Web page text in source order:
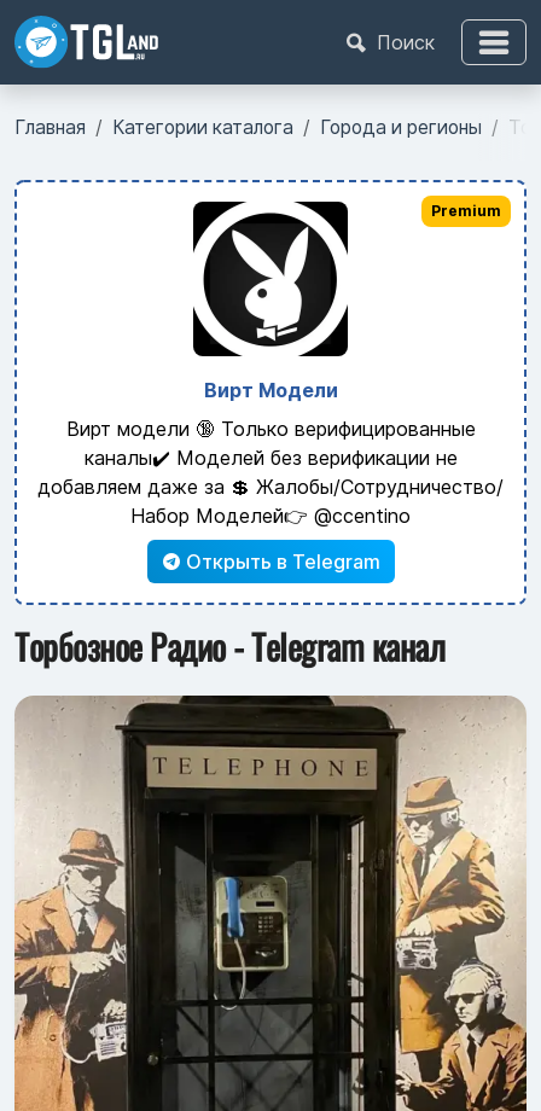
Поиск
Главная Категории каталога Города и регионы
Вирт Модели
Вирт модели 🔞 Только верифицированные
каналы✔️ Моделей без верификации не
добавляем даже за 💲 Жалобы/Сотрудничество/
Набор Моделей👉 @ccentino
Открыть в Telegram
Premium
Торбозное Радио - Telegram канал